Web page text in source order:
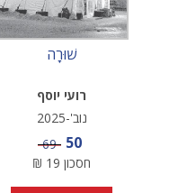
שׁוּרָה
רועי יוסף
נוב'-2025
מחיר מבצע
50 מחיר
69
חסכון 19
₪